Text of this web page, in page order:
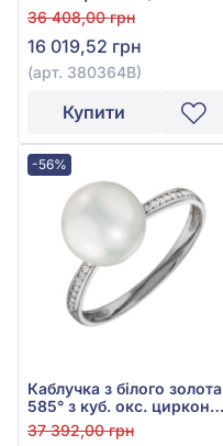
куб.цирконієм, арт.
380364В
36 408,00 грн
16 019,52 грн
(арт. 380364В)
Купити
-56%
Каблучка з білого золота
585° з куб. окс. цирконію
та перлами, арт.
1191565102
37 392,00 грн